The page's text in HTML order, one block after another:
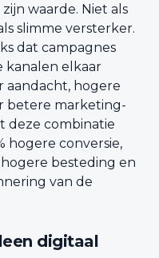
waarde. Niet als
slimme versterker.
dat campagnes
kanalen elkaar
aandacht, hogere
betere marketing-
deze combinatie
hogere conversie,
hogere besteding en
van de
digitaal